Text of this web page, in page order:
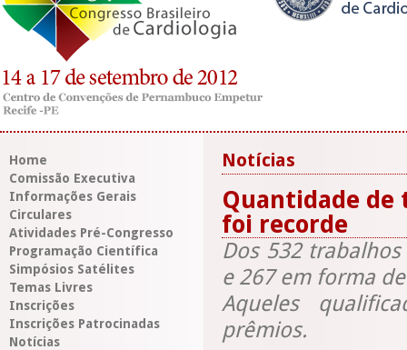
Home
Comissão Executiva
Informações Gerais
Circulares
Atividades Pré-Congresso
Programação Científica
Simpósios Satélites
Temas Livres
Inscrições
Inscrições Patrocinadas
Notícias
Notícias
Quantidade de
foi recorde
Dos 532
e 267 em forma
Aqueles
prêmios.